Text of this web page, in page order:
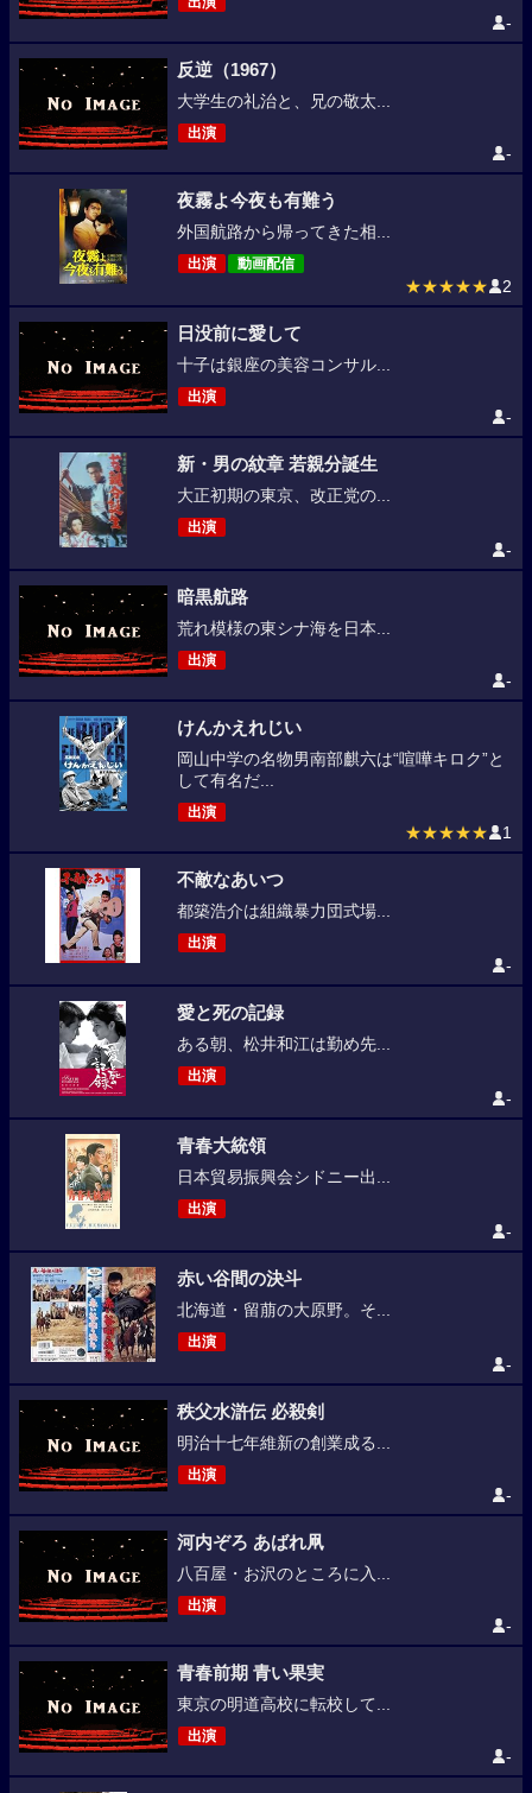
-
反逆（1967）
大学生の礼治と、兄の敬太...
出演
-
夜霧よ今夜も有難う
外国航路から帰ってきた相...
出演 動画配信
★★★★★ 2
日没前に愛して
十子は銀座の美容コンサル...
出演
-
新・男の紋章 若親分誕生
大正初期の東京、改正党の...
出演
-
暗黒航路
荒れ模様の東シナ海を日本...
出演
-
けんかえれじい
岡山中学の名物男南部麒六は“喧嘩キロク”と
して有名だ...
出演
★★★★★ 1
不敵なあいつ
都築浩介は組織暴力団式場...
出演
-
愛と死の記録
ある朝、松井和江は勤め先...
出演
-
青春大統領
日本貿易振興会シドニー出...
出演
-
赤い谷間の決斗
北海道・留萠の大原野。そ...
出演
-
秩父水滸伝 必殺剣
明治十七年維新の創業成る...
出演
-
河内ぞろ あばれ凧
八百屋・お沢のところに入...
出演
-
青春前期 青い果実
東京の明道高校に転校して...
出演
-